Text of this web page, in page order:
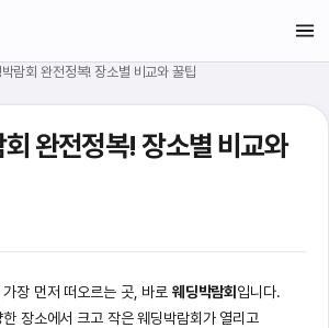
람회 완전정복! 장소별 비교와 꿀팁
완전정복! 장소별 비교와
장 먼저 떠오르는 곳, 바로 웨딩박람회 입니다.
장소에서 크고 작은 웨딩박람회가 열리고